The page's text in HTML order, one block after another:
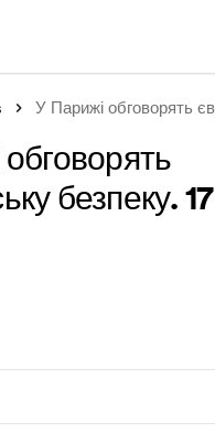
безпеку. 17